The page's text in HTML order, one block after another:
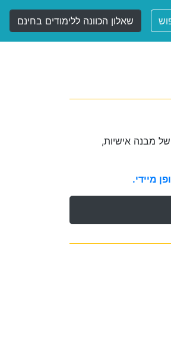
שאלון הכוונה ללימודים בחינם
מבנה אישיות,
מיידי.